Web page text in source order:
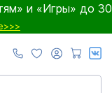
и «Игры» до 30